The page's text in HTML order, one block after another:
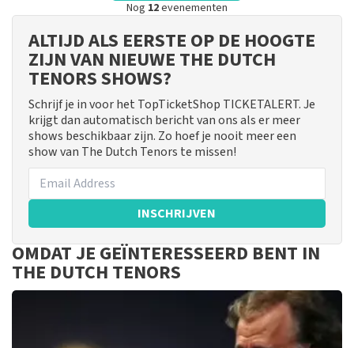
Nog 12evenementen
ALTIJD ALS EERSTE OP DE HOOGTE
ZIJN VAN NIEUWE THE DUTCH
TENORS SHOWS?
Schrijf je in voor het TopTicketShop TICKETALERT. Je
krijgt dan automatisch bericht van ons als er meer
shows beschikbaar zijn. Zo hoef je nooit meer een
show van The Dutch Tenors te missen!
INSCHRIJVEN
OMDAT JE GEÏNTERESSEERD BENT IN
THE DUTCH TENORS